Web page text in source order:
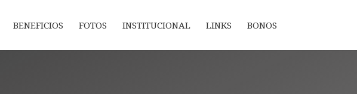
BENEFICIOS FOTOS INSTITUCIONAL LINKS BONOS